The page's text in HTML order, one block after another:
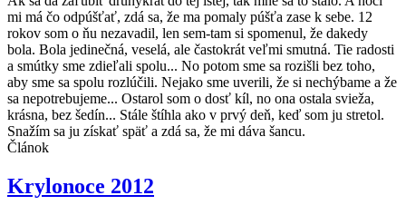
mi má čo odpúšťať, zdá sa, že ma pomaly púšťa zase k sebe. 12
rokov som o ňu nezavadil, len sem-tam si spomenul, že dakedy
bola. Bola jedinečná, veselá, ale častokrát veľmi smutná. Tie radosti
a smútky sme zdieľali spolu... No potom sme sa rozišli bez toho,
aby sme sa spolu rozlúčili. Nejako sme uverili, že si nechýbame a že
sa nepotrebujeme... Ostarol som o dosť kíl, no ona ostala svieža,
krásna, bez šedín... Stále štíhla ako v prvý deň, keď som ju stretol.
Snažím sa ju získať späť a zdá sa, že mi dáva šancu.
Článok
Krylonoce 2012